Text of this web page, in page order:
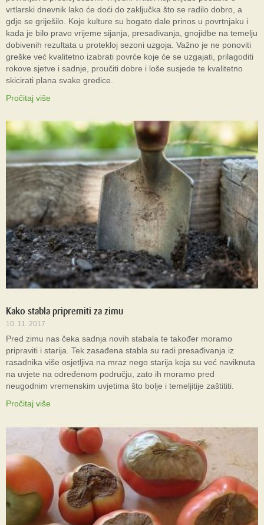
vrtlarski dnevnik lako će doći do zaključka što se radilo dobro, a
gdje se griješilo. Koje kulture su bogato dale prinos u povrtnjaku i
kada je bilo pravo vrijeme sijanja, presađivanja, gnojidbe na temelju
dobivenih rezultata u protekloj sezoni uzgoja. Važno je ne ponoviti
greške već kvalitetno izabrati povrće koje će se uzgajati, prilagoditi
rokove sjetve i sadnje, proučiti dobre i loše susjede te kvalitetno
skicirati plana svake gredice.
Pročitaj više
Kako stabla pripremiti za zimu
10. 11. 2017
Pred zimu nas čeka sadnja novih stabala te također moramo
pripraviti i starija. Tek zasađena stabla su radi presađivanja iz
rasadnika više osjetljiva na mraz nego starija koja su već naviknuta
na uvjete na određenom području, zato ih moramo pred
neugodnim vremenskim uvjetima što bolje i temeljitije zaštititi.
Pročitaj više